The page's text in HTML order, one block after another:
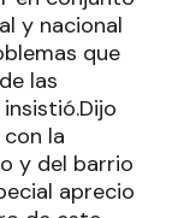
y nacional
que
las
la
y del barrio
aprecio